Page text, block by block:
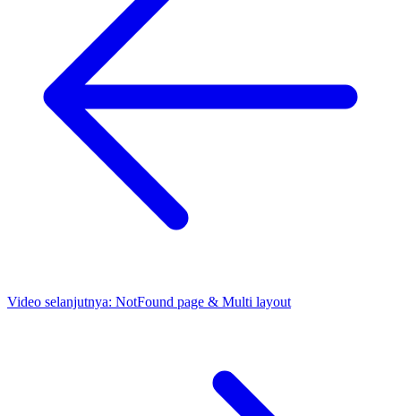
Video selanjutnya: NotFound page & Multi layout